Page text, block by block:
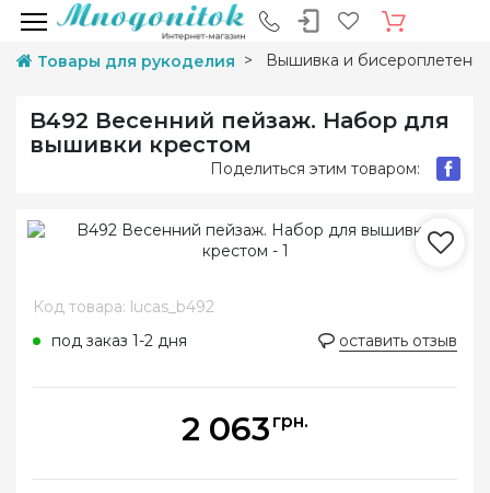
Товары для рукоделия Вышивка и
B492 Весенний пейзаж. Набор для
вышивки крестом
Поделиться этим товаром:
Код товара: lucas_b492
под заказ 1-2 дня
оставить отзыв
2 063 грн.